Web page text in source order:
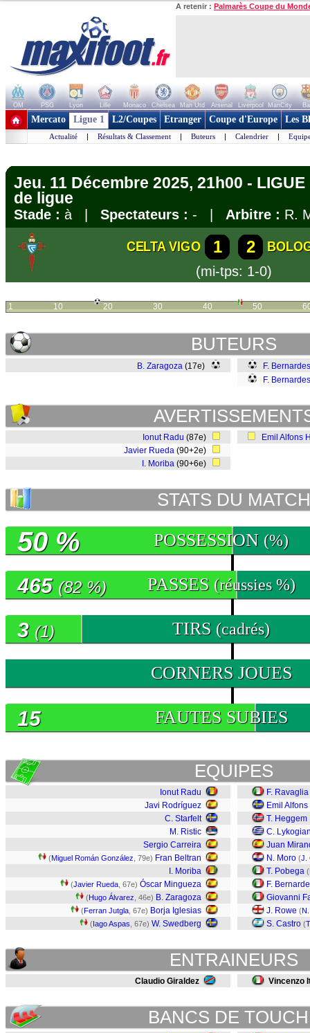
A retenir : Palmarès Coupe du
OM PSG Lyon Lille Monaco Chelsea Man Utd Arsenal Liverpool ManCity
+ de clubs
Mercato Ligue 1 L2/Coupes Etranger Coupe d'Europe Les
Actualité | Résultats & Classement | Buteurs | Calendrier |
Jeu. 11 Décembre 2025, 21h00 - LIGUE
de ligue
Stade : à | Spectateurs : - | Arbitre : R.
CELTA VIGO 1 2
(mi-tps: 1-0)
1 10 20 30 40 50
BUTEURS
B. Zaragoza (17e)
F.
F.
Ionut Radu (87e)
Javier Rueda (90+2e)
I. Moriba (90+6e)
Emil Alfons
STATS DU MATCH
POSSESSION (%)
50 %
PASSES (réussies %)
465 (82 %)
TIRS (cadrés)
3 (1)
CORNERS JOUES
FAUTES SUBIES
15
EQUIPES
Ionut Radu
Javi Rodríguez
C. Starfelt
M. Ristic
Sergio Carreira
(Miguel Román González , 79e) Fran Beltran
I. Moriba
(Javier Rueda , 67e) Óscar Mingueza
(Hugo Álvarez , 46e) B. Zaragoza
(Ferran Jutgla , 67e) Borja Iglesias
(Iago Aspas , 67e) W. Swedberg
F. Ravaglia
Emil
T. Heggem
C.
Juan
N. Moro (J.
T. Pobega (
F.
Giovanni
J. Rowe (
S. Castro (
ENTRAINEURS
Claudio Giraldez Vincenzo
BANCS DE